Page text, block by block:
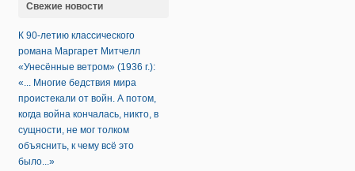
Свежие новости
К 90-летию классического
романа Маргарет Митчелл
«Унесённые ветром» (1936 г.):
«... Многие бедствия мира
проистекали от войн. А потом,
когда война кончалась, никто, в
сущности, не мог толком
объяснить, к чему всё это
было...»